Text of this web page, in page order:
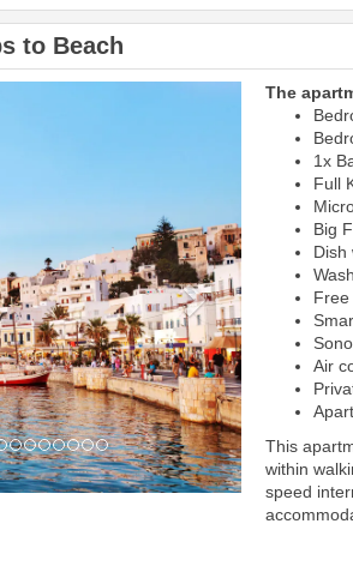
to Beach
The
1x
Full
Big
Dish
Air
This
within
speed